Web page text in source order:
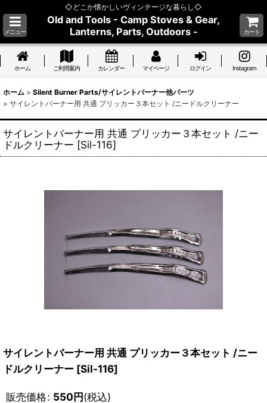
◇どこか懐かしいヴィンテージな暮らし◇
メニュー
Old and Tools - Camp Stoves & Gear,
Lanterns, Parts, Outdoors -
カート
ホーム ご利用案内 カレンダー マイページ ログイン Instagram
ホーム > Silent Burner Parts/サイレントバーナー他パーツ
> サイレントバーナー用 共通 プリッカー３本セット /ニードルクリーナー
サイレントバーナー用 共通 プリッカー３本セット /ニー
ドルクリーナー [Sil-116]
サイレントバーナー用 共通 プリッカー３本セット /ニー
ドルクリーナー [Sil-116]
販売価格: 550円(税込)